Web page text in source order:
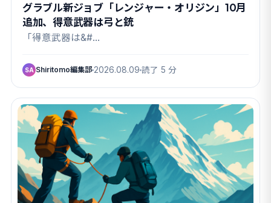
グラブル新ジョブ「レンジャー・オリジン」10月
追加、得意武器は弓と銃
「得意武器は&#…
SA Shiritomo編集部 2026.08.09 読了 5 分